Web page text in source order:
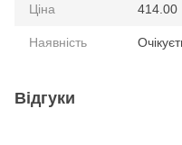
Ціна 414.00
Наявність
Відгуки